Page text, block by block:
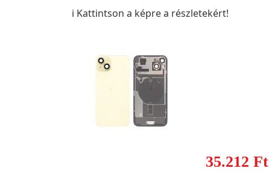
ℹ️ Kattintson a képre a részletekért!
35.212 Ft